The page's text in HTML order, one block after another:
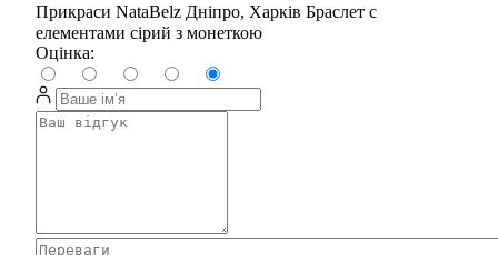
Прикраси NataBelz Дніпро, Харків Браслет с
елементами сірий з монеткою
Оцінка: